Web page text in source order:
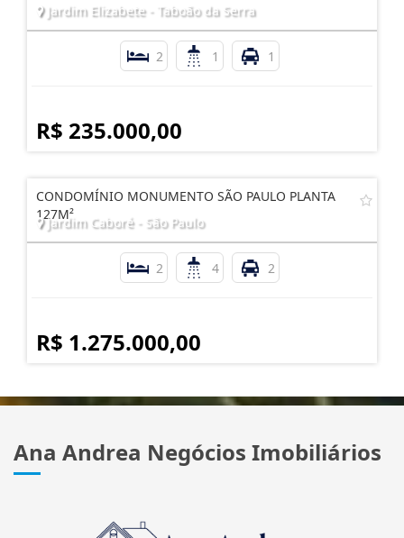
Jardim Elizabete - Taboão da Serra
2 1 1
R$ 235.000,00
CONDOMÍNIO MONUMENTO SÃO PAULO PLANTA
127M²
Jardim Caboré - São Paulo
2 4 2
R$ 1.275.000,00
Ana Andrea Negócios Imobiliários